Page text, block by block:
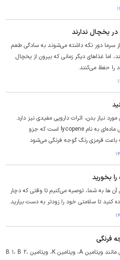
یخچال ندارند
سرما دور نگه داشته می‌شوند به سادگی طعم
اما غذا‌های دیگر زمانی که بیرون از یخچال
را حفظ می‌کنند.
نیاز بدن، اثرات دارویی مفیدی نیز دارد.
یکی از مهمترین مواد موءثره گوجه فرنگی ماده‌ای به نام lycopene است که جزو
باعث قرمزی رنگ گوجه فرنگی می‌شود
و گفتن خواص آن ها به شما، توصیه می‌کنیم تا وقتی که دچار
کنید تا سلامتی خود را زودتر به دست بیارید.
فرنگی
آب گوجه فرنگی دارای مواد مغذی حیاتی مانند ویتامین A، ویتامین K، ویتامین B ۱، B ۲،